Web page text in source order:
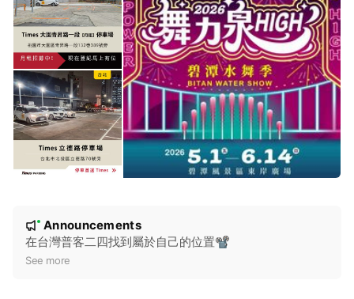
New
Announcements
在台灣普客二四找到屬於自己的位置📽️
See more